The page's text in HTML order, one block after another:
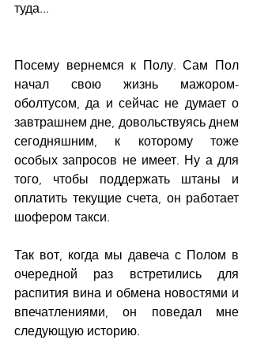
туда...
Посему вернемся к Полу. Сам Пол
начал свою жизнь мажором-
оболтусом, да и сейчас не думает о
завтрашнем дне, довольствуясь днем
сегодняшним, к которому тоже
особых запросов не имеет. Ну а для
того, чтобы поддержать штаны и
оплатить текущие счета, он работает
шофером такси.
Так вот, когда мы давеча с Полом в
очередной раз встретились для
распития вина и обмена новостями и
впечатлениями, он поведал мне
следующую историю.